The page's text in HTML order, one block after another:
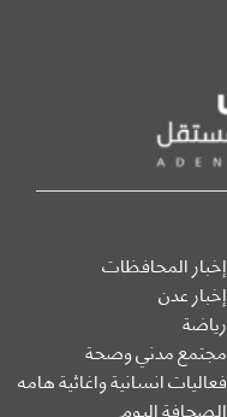
إخبار المحافظات
إخبار عدن
رياضة
مجتمع مدني وصحة
فعاليات انسانية واغاثية هامه